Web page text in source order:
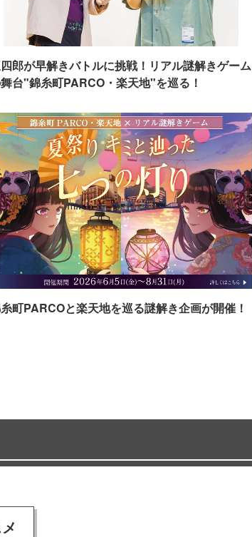
郎が早解きバトルに挑戦！リアル謎解きゲーム
台"錦糸町PARCO・楽天地"を巡る！
町PARCOと楽天地を巡る謎解き企画が開催！